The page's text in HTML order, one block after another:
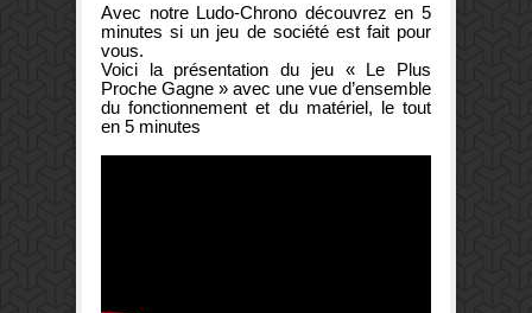
Avec notre Ludo-Chrono découvrez en 5
minutes si un jeu de société est fait pour
vous.
Voici la présentation du jeu « Le Plus
Proche Gagne » avec une vue d’ensemble
du fonctionnement et du matériel, le tout
en 5 minutes